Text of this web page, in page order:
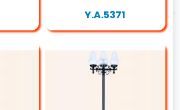
Y.A.5371